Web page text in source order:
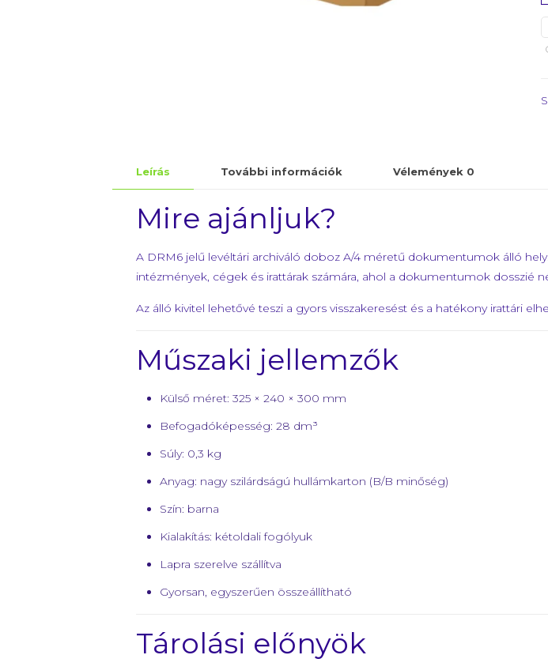
Leírás További információk Vélemények 0
Mire ajánljuk?
A DRM6 jelű levéltári archiváló doboz A/4 méretű dokumentumok álló
intézmények, cégek és irattárak számára, ahol a dokumentumok dosszié
Az álló kivitel lehetővé teszi a gyors visszakeresést és a hatékony irattári
Műszaki jellemzők
Külső méret: 325 × 240 × 300 mm
Befogadóképesség: 28 dm³
Súly: 0,3 kg
Anyag: nagy szilárdságú hullámkarton (B/B minőség)
Szín: barna
Kialakítás: kétoldali fogólyuk
Lapra szerelve szállítva
Gyorsan, egyszerűen összeállítható
Tárolási előnyök